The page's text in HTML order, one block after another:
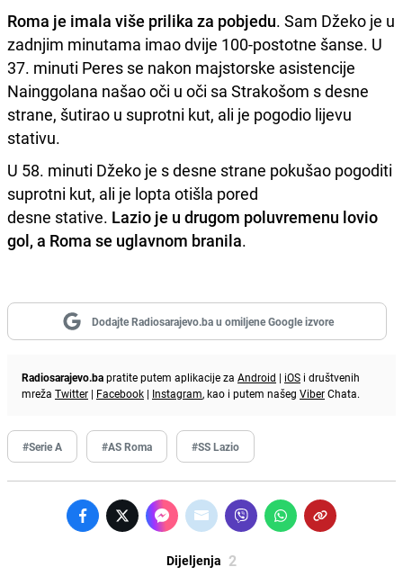
Roma je imala više prilika za pobjedu. Sam Džeko je u
zadnjim minutama imao dvije 100-postotne šanse. U
37. minuti Peres se nakon majstorske asistencije
Nainggolana našao oči u oči sa Strakošom s desne
strane, šutirao u suprotni kut, ali je pogodio lijevu
stativu.
U 58. minuti Džeko je s desne strane pokušao pogoditi
suprotni kut, ali je lopta otišla pored
desne stative. Lazio je u drugom poluvremenu lovio
gol, a Roma se uglavnom branila.
Dodajte Radiosarajevo.ba u omiljene Google izvore
Radiosarajevo.bapratite putem aplikacije za Android | iOS i društvenih
mreža Twitter | Facebook | Instagram, kao i putem našeg ViberChata.
#Serie A #AS Roma #SS Lazio
Dijeljenja 2